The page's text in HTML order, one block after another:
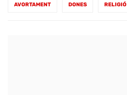
AVORTAMENT DONES RELIGIÓ